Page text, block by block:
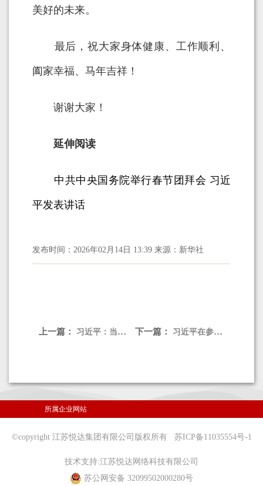
美好的未来。
最后，祝大家身体健康、工作顺利、
阖家幸福、马年吉祥！
谢谢大家！
延伸阅读
中共中央国务院举行春节团拜会 习近
平发表讲话
发布时间：2026年02月14日 13:39 来源：新华社
上一篇： 习近平：当前经济工作的重点任务 下一篇： 习近平在参加江苏代表团审议时强调 经济大省要在研究新情况解决新问题上下功夫出经验
所属企业网站
©copyright 江苏悦达集团有限公司版权所有 苏ICP备11035554号-1
技术支持:江苏悦达网络科技有限公司
苏公网安备 32099502000280号